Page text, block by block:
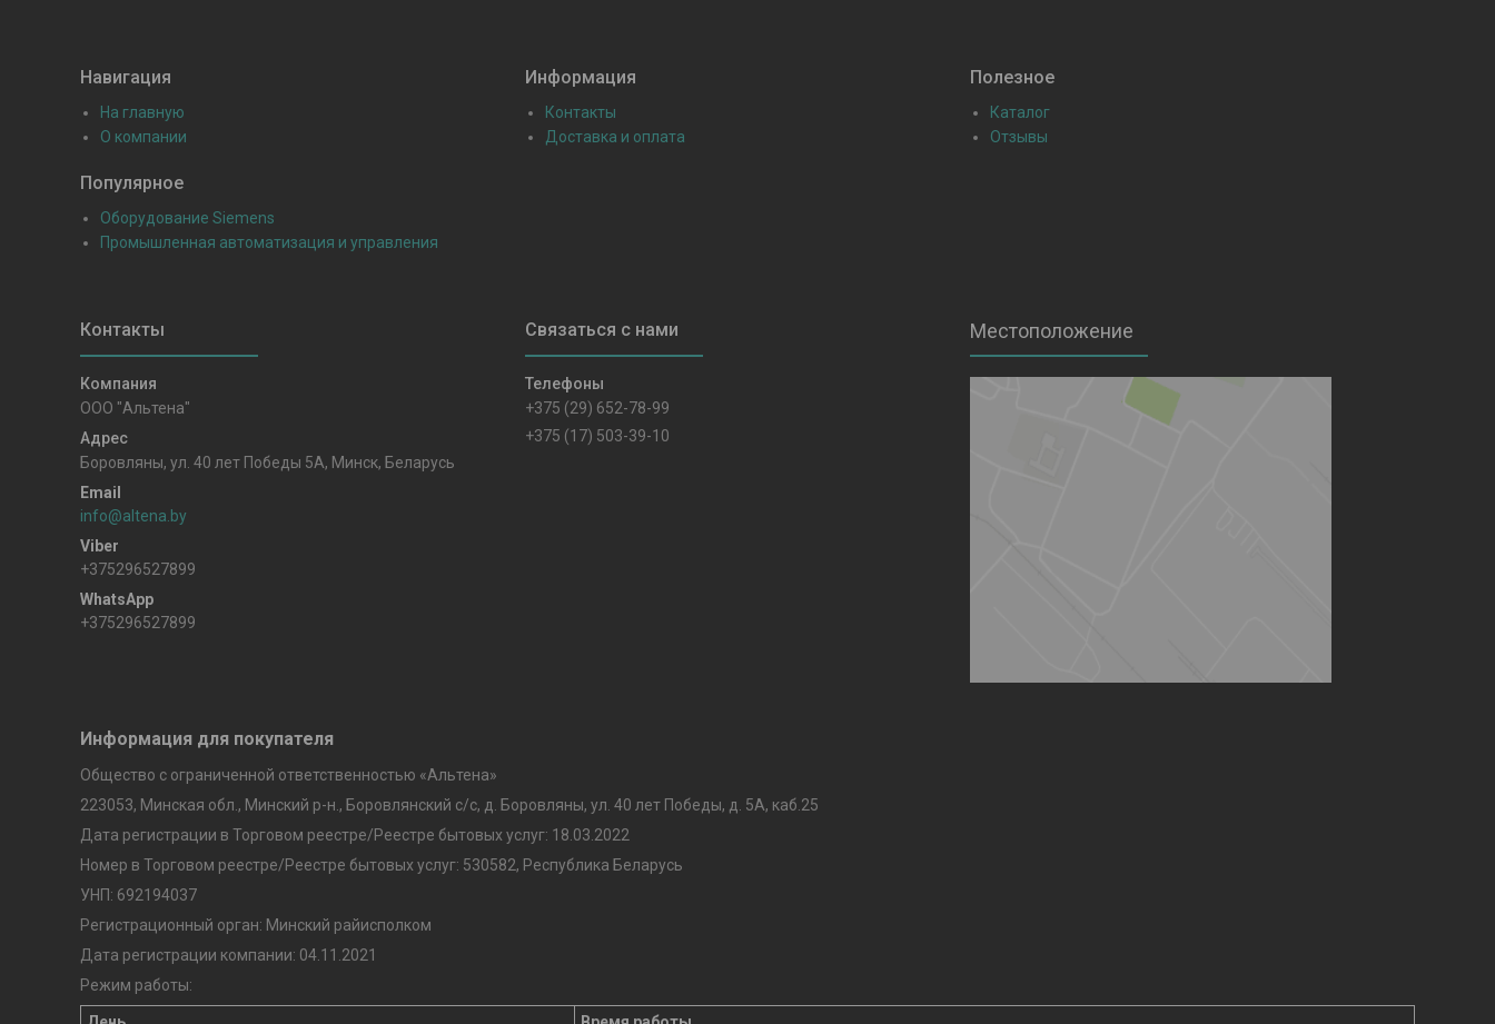
Навигация
На главную
О компании
Информация
Контакты
Доставка и оплата
Полезное
Каталог
Отзывы
Популярное
Оборудование Siemens
Промышленная автоматизация и управления
ООО "Альтена"
Боровляны, ул. 40 лет Победы 5A, Минск, Беларусь
info@altena.by
+375296527899
+375296527899
+375 (29) 652-78-99
+375 (17) 503-39-10
Информация для покупателя
Общество с ограниченной ответственностью «Альтена»
223053, Минская обл., Минский р-н., Боровлянский с/с, д. Боровляны, ул. 40 лет Победы, д. 5А, каб.25
Дата регистрации в Торговом реестре/Реестре бытовых услуг: 18.03.2022
Номер в Торговом реестре/Реестре бытовых услуг: 530582, Республика Беларусь
УНП: 692194037
Регистрационный орган: Минский райисполком
Дата регистрации компании: 04.11.2021
Режим работы: